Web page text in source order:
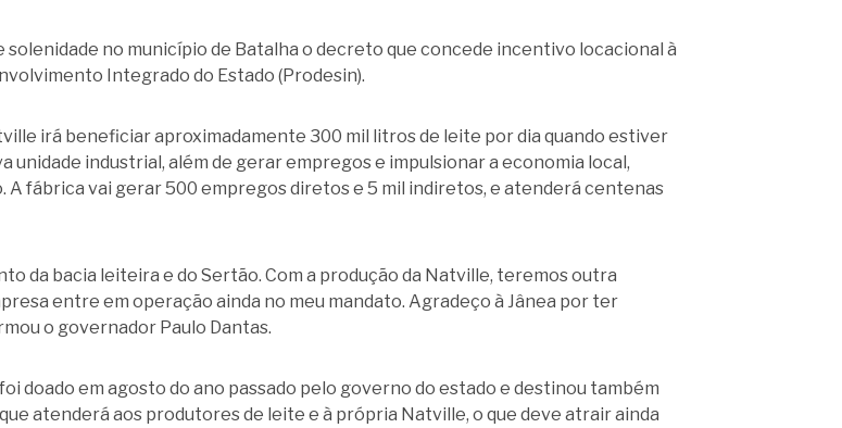
solenidade no município de Batalha o decreto que concede incentivo locacional à
Integrado do Estado (Prodesin).
irá beneficiar aproximadamente 300 mil litros de leite por dia quando estiver
industrial, além de gerar empregos e impulsionar a economia local,
fábrica vai gerar 500 empregos diretos e 5 mil indiretos, e atenderá centenas
da bacia leiteira e do Sertão. Com a produção da Natville, teremos outra
entre em operação ainda no meu mandato. Agradeço à Jânea por ter
o governador Paulo Dantas.
doado em agosto do ano passado pelo governo do estado e destinou também
atenderá aos produtores de leite e à própria Natville, o que deve atrair ainda